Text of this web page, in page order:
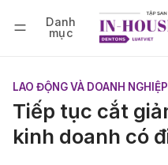
Danh
mục
Đăng ký
LAO ĐỘNG VÀ DOANH NGHIỆP
Tiếp tục cắt
kinh doanh có